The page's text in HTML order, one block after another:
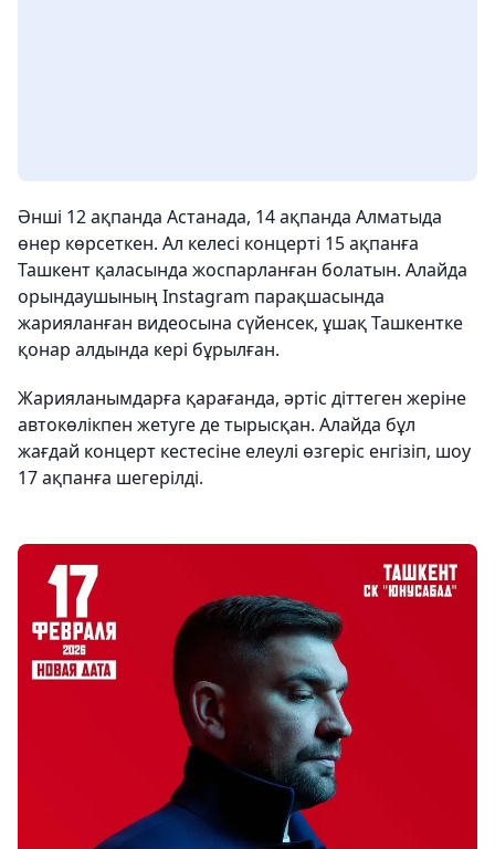
Әнші 12 ақпанда Астанада, 14 ақпанда Алматыда
өнер көрсеткен. Ал келесі концерті 15 ақпанға
Ташкент қаласында жоспарланған болатын. Алайда
орындаушының Instagram парақшасында
жарияланған видеосына сүйенсек, ұшақ Ташкентке
қонар алдында кері бұрылған.
Жарияланымдарға қарағанда, әртіс діттеген жеріне
автокөлікпен жетуге де тырысқан. Алайда бұл
жағдай концерт кестесіне елеулі өзгеріс енгізіп, шоу
17 ақпанға шегерілді.